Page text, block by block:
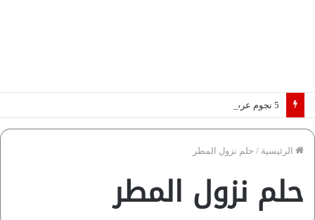
الرئيسية / حلم نزول المطر
حلم نزول المطر